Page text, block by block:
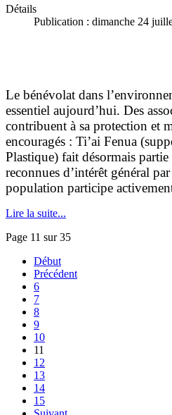
Détails
Publication : dimanche 24
Le bénévolat dans
essentiel aujourd’hui. Des
contribuent à sa protection et
encouragés : Ti’ai Fenua
Plastique) fait désormais partie
reconnues d’intérêt général
population participe
Lire la suite...
Page 11 sur 35
Début
Précédent
6
7
8
9
10
11
12
13
14
15